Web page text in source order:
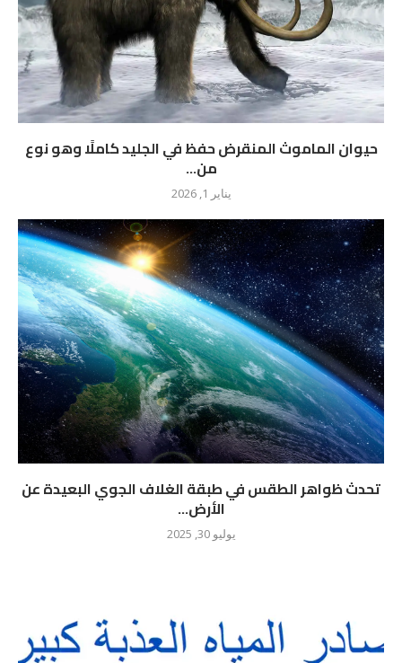
حيوان الماموث المنقرض حفظ في الجليد كاملًا وهو نوع
من...
يناير 1, 2026
تحدث ظواهر الطقس في طبقة الغلاف الجوي البعيدة عن
الأرض...
يوليو 30, 2025